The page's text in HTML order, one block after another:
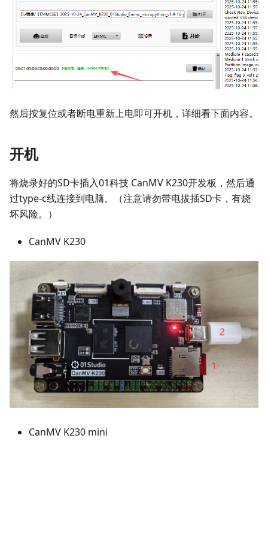
然后按复位或者断电重新上电即可开机，详细看下面内容。
开机
将烧录好的SD卡插入01科技 CanMV K230开发板，然后通
过type-c线连接到电脑。（注意请勿带电拔插SD卡，有烧
坏风险。）
CanMV K230
CanMV K230 mini